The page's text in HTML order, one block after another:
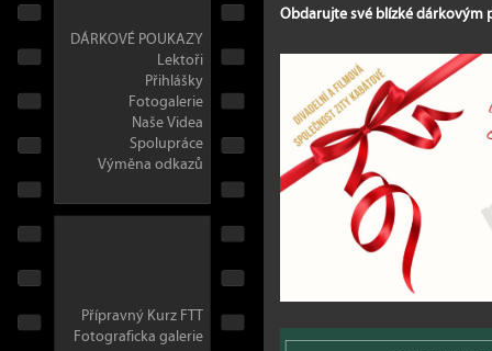
DÁRKOVÉ POUKAZY
Lektoři
Přihlášky
Fotogalerie
Naše Videa
Spolupráce
Výměna odkazů
Přípravný Kurz FTT
Fotograficka galerie
Obdarujte své blízké dárkovým